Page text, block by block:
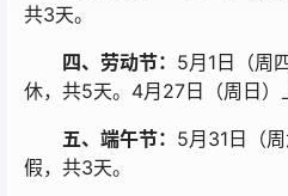
共3天。
四、劳动节： 5月1日（周
休，共5天。4月27日（周日）
五、端午节： 5月31日（
假，共3天。